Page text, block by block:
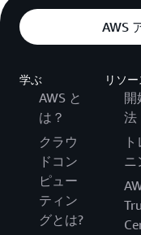
AWS
学ぶ
AWS と
は？
クラウ
ドコン
ピュー
ティン
グとは?
リソー
開
法
ニ